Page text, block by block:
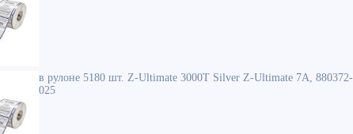
в рулоне 5180 шт. Z-Ultimate 3000T Silver Z-Ultimate 7A, 880372-
025